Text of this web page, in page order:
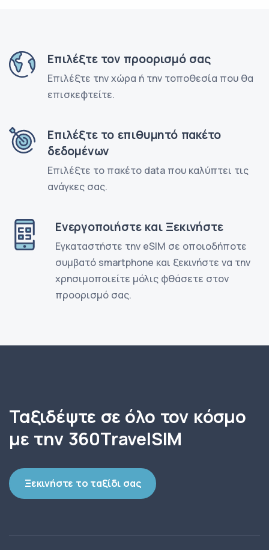
Επιλέξτε τον προορισμό σας
Επιλέξτε την χώρα ή την τοποθεσία που θα
επισκεφτείτε.
Επιλέξτε το επιθυμητό πακέτο
δεδομένων
Επιλέξτε το πακέτο data που καλύπτει τις
ανάγκες σας.
Ενεργοποιήστε και Ξεκινήστε
Εγκαταστήστε την eSIM σε οποιοδήποτε
συμβατό smartphone και ξεκινήστε να την
χρησιμοποιείτε μόλις φθάσετε στον
προορισμό σας.
Ταξιδέψτε σε όλο τον κόσμο
με την 360TravelSIM
Ξεκινήστε το ταξίδι σας